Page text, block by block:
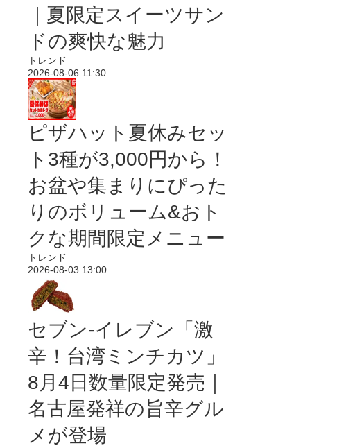
｜夏限定スイーツサン
ドの爽快な魅力
トレンド
2026-08-06 11:30
ピザハット夏休みセッ
ト3種が3,000円から！
お盆や集まりにぴった
りのボリューム&おト
クな期間限定メニュー
トレンド
2026-08-03 13:00
セブン-イレブン「激
辛！台湾ミンチカツ」
8月4日数量限定発売｜
名古屋発祥の旨辛グル
メが登場